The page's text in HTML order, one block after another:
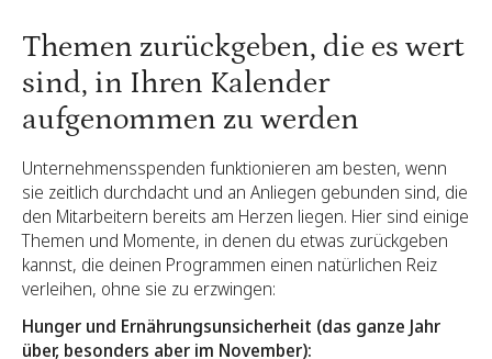
Themen zurückgeben, die es wert
sind, in Ihren Kalender
aufgenommen zu werden
Unternehmensspenden funktionieren am besten, wenn
sie zeitlich durchdacht und an Anliegen gebunden sind, die
den Mitarbeitern bereits am Herzen liegen. Hier sind einige
Themen und Momente, in denen du etwas zurückgeben
kannst, die deinen Programmen einen natürlichen Reiz
verleihen, ohne sie zu erzwingen:
Hunger und Ernährungsunsicherheit (das ganze Jahr
über, besonders aber im November):